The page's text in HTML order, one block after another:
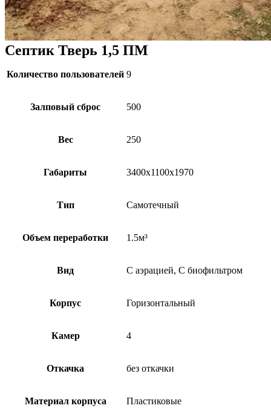
Септик Тверь 1,5 ПМ
Количество пользователей 9
Залповый сброс 500
Вес 250
Габариты 3400х1100х1970
Тип Самотечный
Объем переработки 1.5м³
Вид С аэрацией, С биофильтром
Корпус Горизонтальный
Камер 4
Откачка без откачки
Материал корпуса Пластиковые